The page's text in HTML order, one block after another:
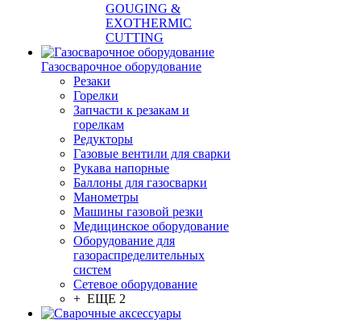
GOUGING &
EXOTHERMIC
CUTTING
Газосварочное оборудование
Резаки
Горелки
Запчасти к резакам и
горелкам
Редукторы
Газовые вентили для сварки
Рукава напорные
Баллоны для газосварки
Манометры
Машины газовой резки
Медицинское оборудование
Оборудование для
газораспределительных
систем
Сетевое оборудование
+ ЕЩЕ 2